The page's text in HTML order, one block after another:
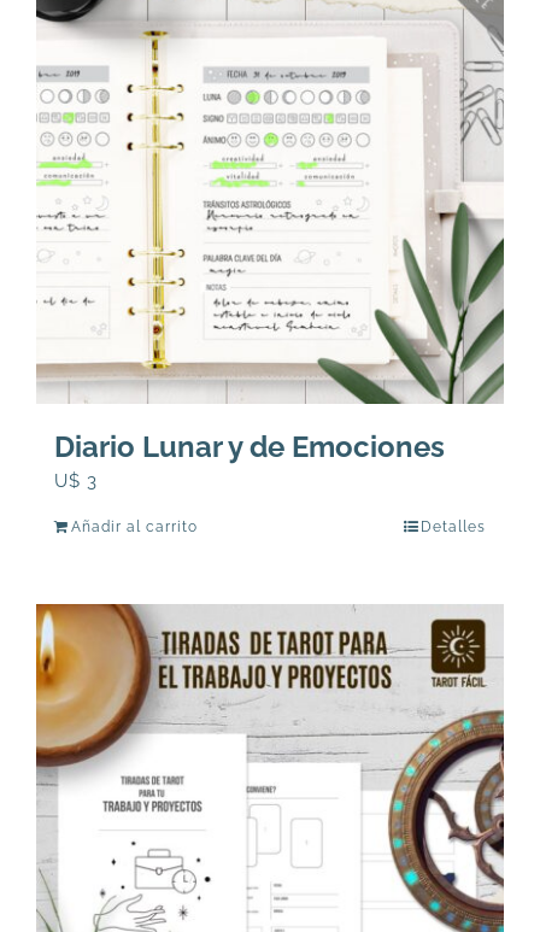
Diario Lunar y de Emociones
U$ 3
Añadir al carrito Detalles